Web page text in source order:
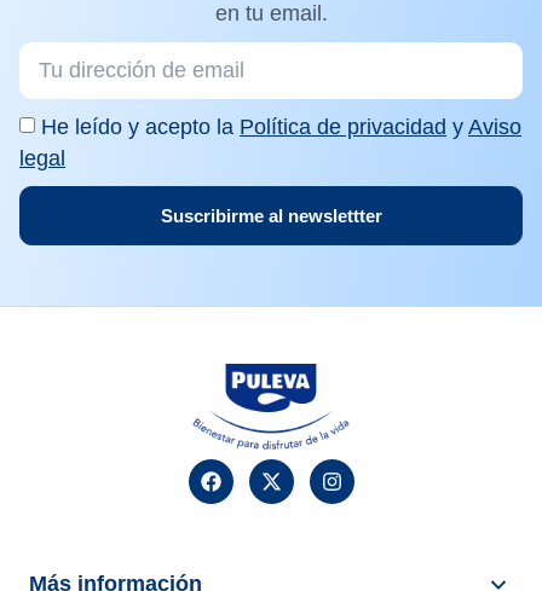
en tu email.
He leído y acepto la Política de privacidad y Aviso
legal
Suscribirme al newslettter
Más información